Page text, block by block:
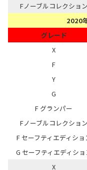
Fノーブルコレクション
2020
グレード
X
F
Y
G
F グランパー
Fノーブルコレクション
F セーフティエディショ
G セーフティエディショ
X